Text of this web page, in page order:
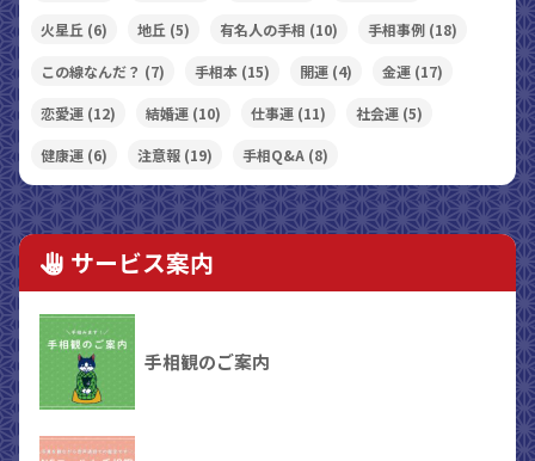
火星丘 (6) 地丘 (5) 有名人の手相 (10) 手相事例 (18)
この線なんだ？ (7) 手相本 (15) 開運 (4) 金運 (17)
恋愛運 (12) 結婚運 (10) 仕事運 (11) 社会運 (5)
健康運 (6) 注意報 (19) 手相Q&A (8)
サービス案内
手相観のご案内